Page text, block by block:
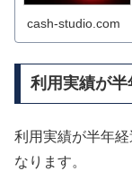
cash-studio.com
利用実績が
利用実績が半年
なります。